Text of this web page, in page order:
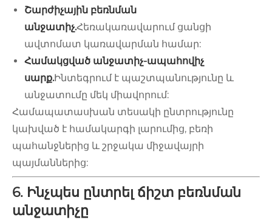
Շարժիչային բեռնման
անջատիչ.Հեռակառավարում ցանցի
ավտոմատ կառավարման համար:
Համակցված անջատիչ-ապահովիչ
սարք.Ինտեգրում է պաշտպանությունը և
անջատումը մեկ միավորում:
Համապատասխան տեսակի ընտրությունը
կախված է համակարգի լարումից, բեռի
պահանջներից և շրջակա միջավայրի
պայմաններից:
6. Ինչպես ընտրել ճիշտ բեռնման
անջատիչը